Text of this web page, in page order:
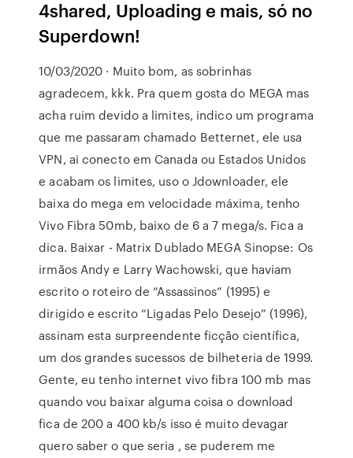
4shared, Uploading e mais, só no
Superdown!
10/03/2020 · Muito bom, as sobrinhas
agradecem, kkk. Pra quem gosta do MEGA mas
acha ruim devido a limites, indico um programa
que me passaram chamado Betternet, ele usa
VPN, ai conecto em Canada ou Estados Unidos
e acabam os limites, uso o Jdownloader, ele
baixa do mega em velocidade máxima, tenho
Vivo Fibra 50mb, baixo de 6 a 7 mega/s. Fica a
dica. Baixar - Matrix Dublado MEGA Sinopse: Os
irmãos Andy e Larry Wachowski, que haviam
escrito o roteiro de “Assassinos” (1995) e
dirigido e escrito “Ligadas Pelo Desejo” (1996),
assinam esta surpreendente ficção científica,
um dos grandes sucessos de bilheteria de 1999.
Gente, eu tenho internet vivo fibra 100 mb mas
quando vou baixar alguma coisa o download
fica de 200 a 400 kb/s isso é muito devagar
quero saber o que seria , se puderem me